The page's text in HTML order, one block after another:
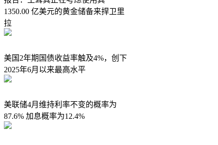
1350.00 亿美元的黄金储备来捍卫里
拉
美国2年期国债收益率触及4%，创下
2025年6月以来最高水平
美联储4月维持利率不变的概率为
87.6% 加息概率为12.4%